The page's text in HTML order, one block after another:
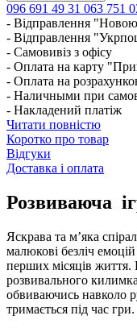
096 691 49 31 063 751
- Відправлення
- Відправлення
- Самовивіз з офісу
- Оплата на карту
- Оплата на
- Наличными при
- Накладений платіж
Читати повністю
Коротко про товар
Відгуки
Доставка і оплата
Розвиваюча
Яскрава та м’яка
малюкові безліч
перших місяців життя.
розвивального
обвиваючись навколо
тримається під час гри.